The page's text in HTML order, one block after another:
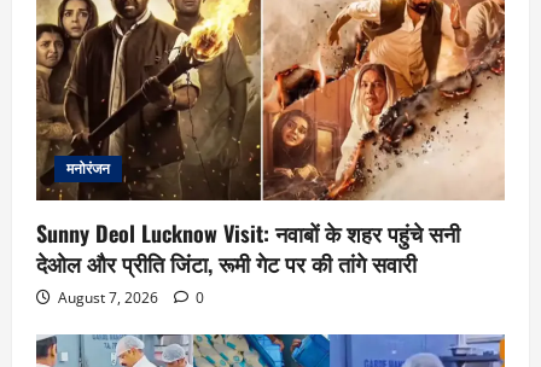
मनोरंजन
Sunny Deol Lucknow Visit: नवाबों के शहर पहुंचे सनी
देओल और प्रीति जिंटा, रूमी गेट पर की तांगे सवारी
August 7, 2026 0